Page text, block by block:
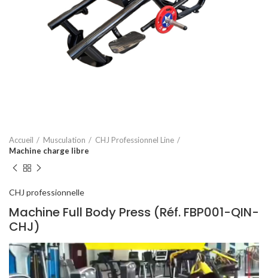
Accueil Musculation
CHJ Professionnel Line
Machine charge libre
CHJ professionnelle
Machine Full Body Press (Réf. FBP001-QIN-
CHJ)
Lecteur
vidéo